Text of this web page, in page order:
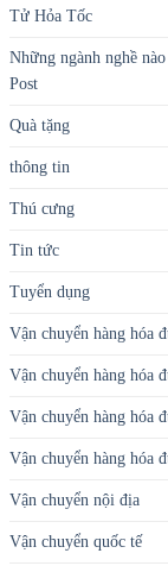
Tử Hỏa Tốc
Những ngành nghề
Post
Quà tặng
thông tin
Thú cưng
Tin tức
Tuyển dụng
Vận chuyển hàng hóa
Vận chuyển hàng hóa
Vận chuyển hàng hóa
Vận chuyển hàng hóa
Vận chuyển nội địa
Vận chuyển quốc tế